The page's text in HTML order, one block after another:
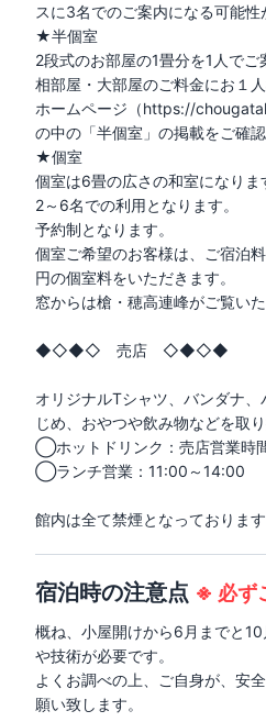
スに3名でのご案内になる可能性
★半個室
2段式のお部屋の1畳分を1人でご
相部屋・大部屋のご料金にお１
ホームページ（https://
の中の「半個室」の掲載をご確認
★個室
個室は6畳の広さの和室になり
2～6名での利用となります。
予約制となります。
個室ご希望のお客様は、ご宿泊
円の個室料をいただきます。
窓からは槍・穂高連峰がご覧いた
◆◇◆◇　売店　◇◆◇◆
オリジナルTシャツ、バンダナ
じめ、おやつや飲み物などを取
◯ホットドリンク：売店営業時
◯ランチ営業：11:00～14:00
館内は全て禁煙となっております
宿泊時の注意点 ※ 必ず
概ね、小屋開けから6月までと
や技術が必要です。
よくお調べの上、ご自身が、安
願い致します。